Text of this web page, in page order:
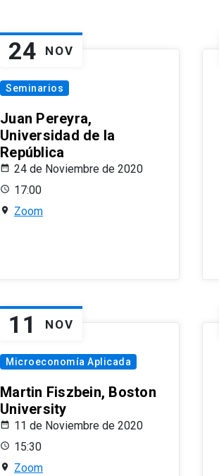
24 NOV
Seminarios
Juan Pereyra,
Universidad de la
República
24 de Noviembre de 2020
17:00
Zoom
11 NOV
Microeconomía Aplicada
Martin Fiszbein, Boston
University
11 de Noviembre de 2020
15:30
Zoom